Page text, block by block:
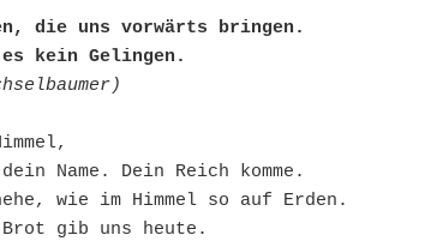
die uns vorwärts bringen.
es kein Gelingen.
Name. Dein Reich komme.
wie im Himmel so auf Erden.
gib uns heute.